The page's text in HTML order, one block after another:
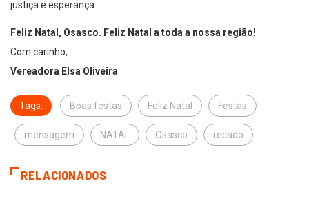
justiça e esperança.
Feliz Natal, Osasco. Feliz Natal a toda a nossa região!
Com carinho,
Vereadora Elsa Oliveira
Tags: Boas festas Feliz Natal Festas
mensagem NATAL Osasco recado
RELACIONADOS